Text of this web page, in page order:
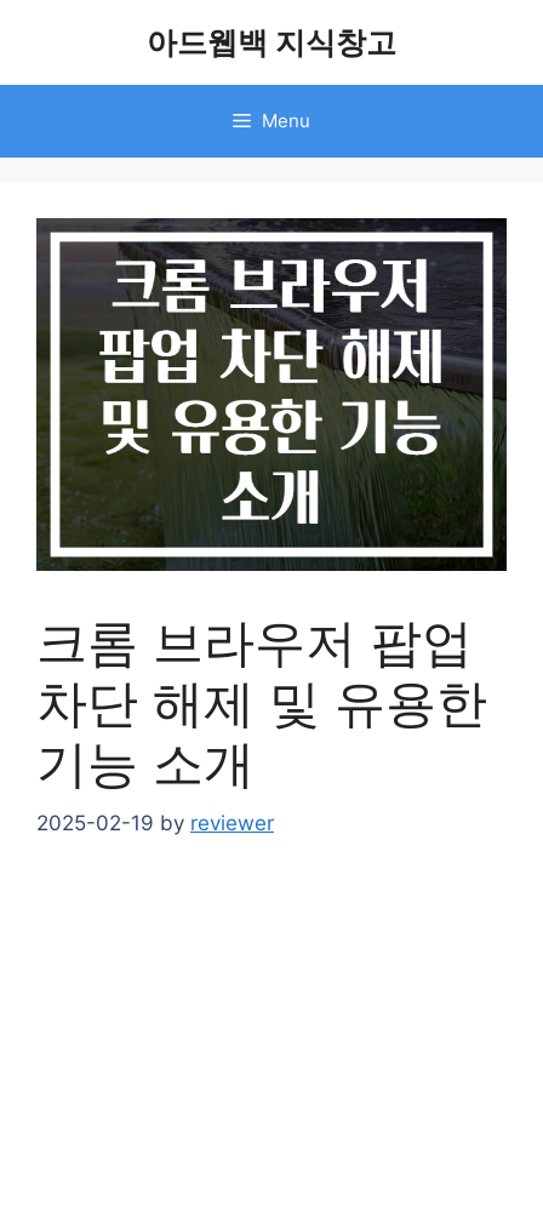
아드웹백 지식창고
Menu
크롬 브라우저 팝업
차단 해제 및 유용한
기능 소개
2025-02-19 by reviewer